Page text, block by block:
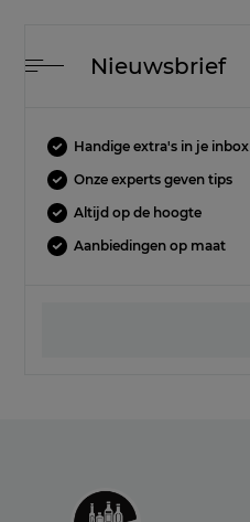
Nieuwsbrief
Handige extra's in je inbox
Onze experts geven tips
Altijd op de hoogte
Aanbiedingen op maat